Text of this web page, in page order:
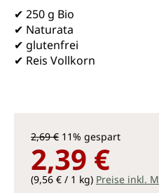
✔ 250 g Bio
✔ Naturata
✔ glutenfrei
✔ Reis Vollkorn
2,69 € 11% gespart
2,39 €
(9,56 € / 1 kg) Preise inkl.